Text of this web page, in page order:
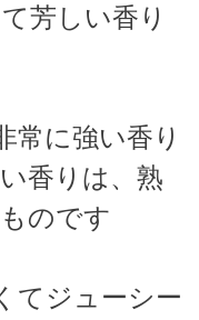
芳しい香り
常に強い香り
香りは、熟
のです
てジューシー